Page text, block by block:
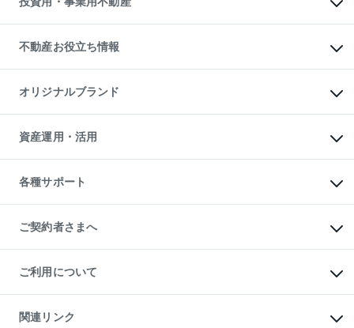
English 繁体中文簡体中文
売却ガイド
賃貸管理プラン
リロケーションについて
貸すガイド
事業用不動産
マンション投資
投資用マンション
アパート経営
収益物件
ビル購入（ビル一棟）
投資用不動産の売却査定
事業用不動産の売却査定
不動産お役立ち情報
マンションライブラリー
人気マンションランキング
暮らしに役立つ不動産メディア
不動産相場・不動産価格情報
不動産コラム・ニュース
不動産用語集
不動産なんでもネット相談室
住まいの税金
オリジナルブランド
一棟リノベーションマンション
L`GENTE（ルジェンテ）
区分リノベーションマンション
投資用一棟レジデンスWELL
不動産小口投資
LEGACIA（レガシア）
資産運用・活用
不動産M&A
アセットマネジメント・出資
各種サポート
相続サポート
リフォームサポート
ご契約者さまへ
ご紹介・再契約特典
入居者様専用-各種ご案内（賃貸）
東急こすもす会「こすもすWeb」
ご利用について
金融商品取引について
東急リバブル ソーシャルメディアポリシー
関連リンク